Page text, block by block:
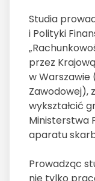
Studia
i Polityki
przez
w Warszawie
Zawodowej),
wykształcić
Ministerstwa
aparatu
Prowadząc
nie tylko